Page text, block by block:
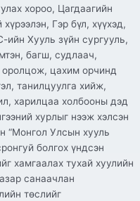
хороо, Цагдаагийн
Гэр бүл, хүүхэд,
Хууль зүйн сургууль,
багш, судлаач,
цахим орчинд
танилцуулга хийж,
харилцаа холбооны дэд
хурлыг нээж хэлсэн
“Монгол Улсын хууль
болгох үндсэн
хамгаалах тухай хуулийн
санаачлан
төслийг